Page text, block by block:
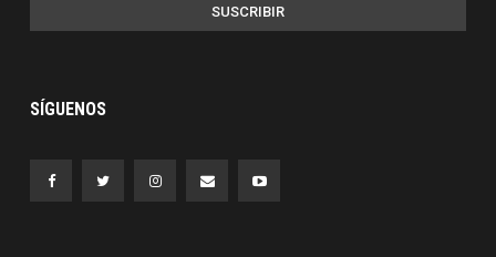
SUSCRIBIR
SÍGUENOS